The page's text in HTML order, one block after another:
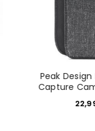
Peak
Capture